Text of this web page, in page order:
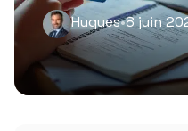
Hugues•8 juin